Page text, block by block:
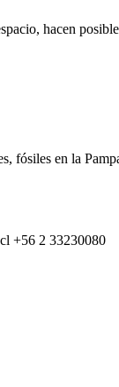
hacen
fósiles en la
+56 2 33230080